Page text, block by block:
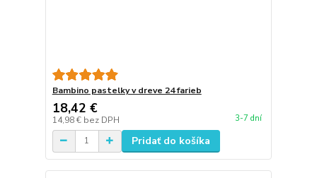
Bambino pastelky v dreve 24 farieb
18,42 €
14,98 € bez DPH 3-7 dní
Pridať do košíka